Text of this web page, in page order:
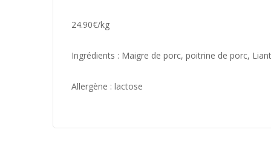
24.90€/kg
Ingrédients : Maigre de porc, poitrine de porc,
Allergène : lactose